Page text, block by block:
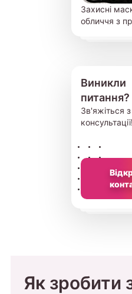
Захисні
обличчя з
Виникли
питання?
Зв'яжіться
консультації!
Як зробити